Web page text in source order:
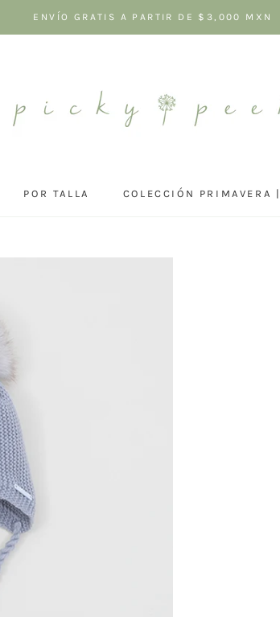
ENVÍO GRATIS A PARTIR DE $3,000 MXN
POR TALLA
COLECCIÓN PRIMAVERA